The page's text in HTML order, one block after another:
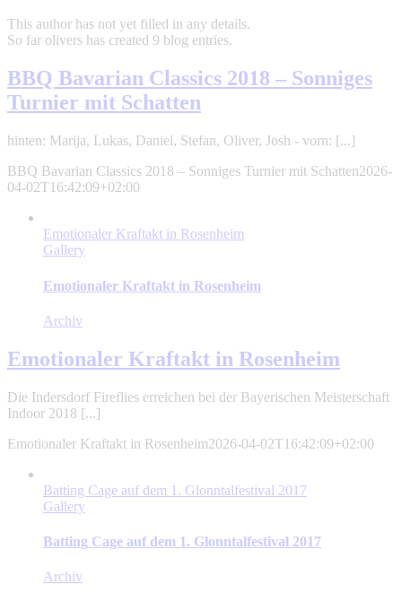
This author has not yet filled in any details.
So far olivers has created 9 blog entries.
BBQ Bavarian Classics 2018 – Sonniges
Turnier mit Schatten
hinten: Marija, Lukas, Daniel, Stefan, Oliver, Josh - vorn: [...]
BBQ Bavarian Classics 2018 – Sonniges Turnier mit Schatten2026-
04-02T16:42:09+02:00
Emotionaler Kraftakt in Rosenheim
Gallery
Emotionaler Kraftakt in Rosenheim
Archiv
Emotionaler Kraftakt in Rosenheim
Die Indersdorf Fireflies erreichen bei der Bayerischen Meisterschaft
Indoor 2018 [...]
Emotionaler Kraftakt in Rosenheim2026-04-02T16:42:09+02:00
Batting Cage auf dem 1. Glonntalfestival 2017
Gallery
Batting Cage auf dem 1. Glonntalfestival 2017
Archiv